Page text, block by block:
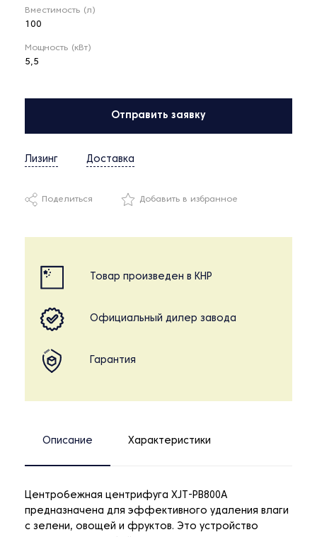
Вместимость (л)
100
Мощность (кВт)
5,5
Отправить заявку
Лизинг Доставка
Поделиться Добавить в избранное
Товар произведен в КНР
Официальный дилер завода
Гарантия
Описание Характеристики
Центробежная центрифуга XJT-PB800A
предназначена для эффективного удаления влаги
с зелени, овощей и фруктов. Это устройство